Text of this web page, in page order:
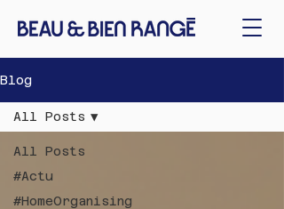
Blog
All Posts
#Actu
#HomeOrganising
All Posts